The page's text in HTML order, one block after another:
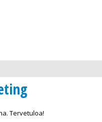
Tervetuloa!